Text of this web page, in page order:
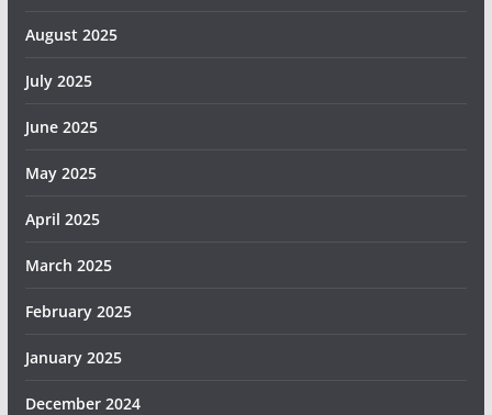
August 2025
July 2025
June 2025
May 2025
April 2025
March 2025
February 2025
January 2025
December 2024